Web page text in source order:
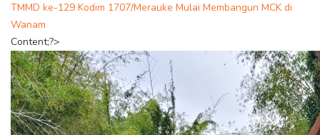
TMMD ke-129 Kodim 1707/Merauke Mulai Membangun MCK di
Wanam
Content;?>